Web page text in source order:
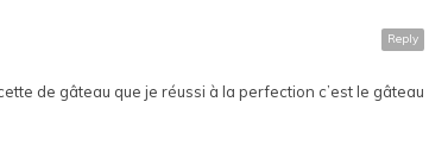
Reply
de gâteau que je réussi à la perfection c’est le gâteau